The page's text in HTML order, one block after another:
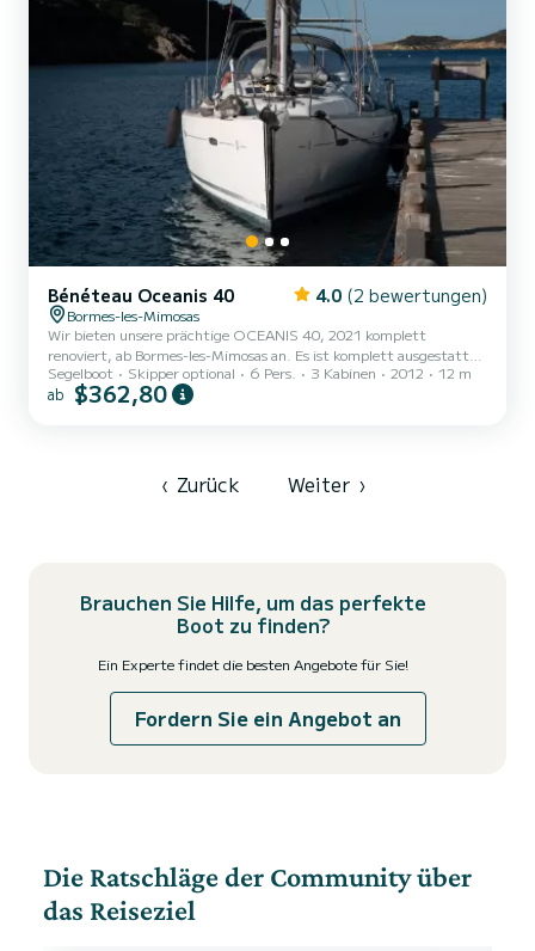
Bénéteau Oceanis 40 4.0 (2 bewertungen)
Bormes-les-Mimosas
Wir bieten unsere prächtige OCEANIS 40, 2021 komplett
renoviert, ab Bormes-les-Mimosas an. Es ist komplett ausgestattet
und hervorragend gewartet, es ist ein Marine-Segelboot und
perfekt für Ihren Var-Urlaub.
Segelboot Skipper optional 6 Pers. 3 Kabinen 2012 12 m
ab $362,80
‹ Zurück Weiter ›
Brauchen Sie Hilfe, um das perfekte
Boot zu finden?
Ein Experte findet die besten Angebote für Sie!
Fordern Sie ein Angebot an
Die Ratschläge der Community über
das Reiseziel